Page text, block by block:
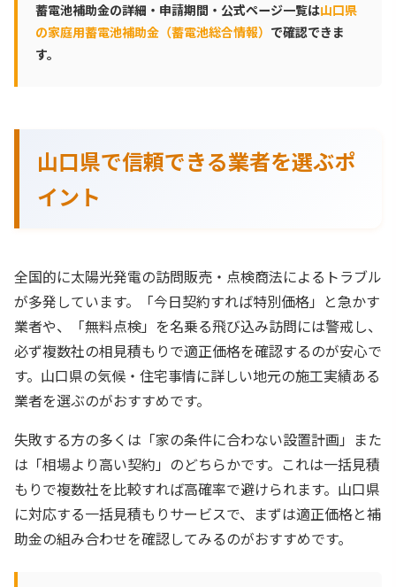
蓄電池補助金の詳細・申請期間・公式ページ一覧は山口県
の家庭用蓄電池補助金（蓄電池総合情報） で確認できま
す。
山口県で信頼できる業者を選ぶポ
イント
全国的に太陽光発電の訪問販売・点検商法によるトラブル
が多発しています。「今日契約すれば特別価格」と急かす
業者や、「無料点検」を名乗る飛び込み訪問には警戒し、
必ず複数社の相見積もりで適正価格を確認するのが安心で
す。山口県の気候・住宅事情に詳しい地元の施工実績ある
業者を選ぶのがおすすめです。
失敗する方の多くは「家の条件に合わない設置計画」また
は「相場より高い契約」のどちらかです。これは一括見積
もりで複数社を比較すれば高確率で避けられます。山口県
に対応する一括見積もりサービスで、まずは適正価格と補
助金の組み合わせを確認してみるのがおすすめです。